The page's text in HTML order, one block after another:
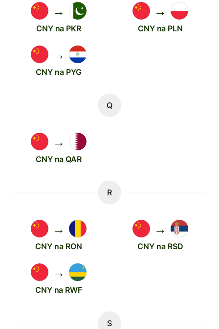
→
CNY na PKR
→
CNY na PLN
→
CNY na PYG
Q
→
CNY na QAR
R
→
CNY na RON
→
CNY na RSD
→
CNY na RWF
S